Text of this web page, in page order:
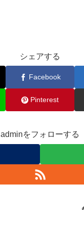
シェアする
Facebook
Pinterest
adminをフォローする